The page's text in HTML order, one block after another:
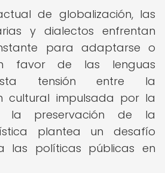
de globalización, las
y dialectos enfrentan
para adaptarse o
favor de las lenguas
tensión entre la
cultural impulsada por la
la preservación de la
plantea un desafío
las políticas públicas en